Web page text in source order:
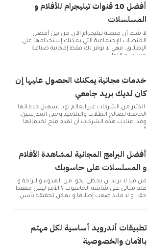
أفضل 10 قنوات تيليجرام للأفلام و
المسلسلات
لا شك أن منصة تيليجرام الآن من بين أفضل
المنصات الإجتماعية التي يمكنك إستخدامها على
الإطلاق، فهي لا توفر لك فقط إمكانية صناعة
حساب و التوا...
خدمات مجانية يمكنك الحصول عليها إن
كان لديك بريد جامعي
الكثير من الشركات عبر العالم تود تسهيل خدماتها
الخاصة لصالح الطلاب والتلاميذ وحتى المدرسين.
وقد اعتادت هذه الشركات أن تقدم مِنح لخدماتها
ال...
أفضل البرامج المجانية لمشاهدة الأفلام
و المسلسلات على حاسوبك
من منا لا يريد ان يحظى بجو من الهدوء و الراحة و
فلم مثالي على شاشة الحاسوب ؟ الأمر ليس معقدا
حقا، و لا ملاذ صعب إطلاقا و يمكن تحقيقه بأبس...
تطبيقات أندرويد أساسية لكل مهتم
بالأمان والخصوصية